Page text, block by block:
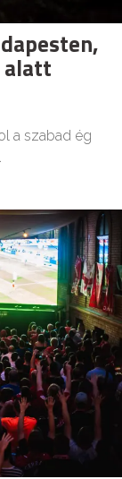
alatt
a szabad ég